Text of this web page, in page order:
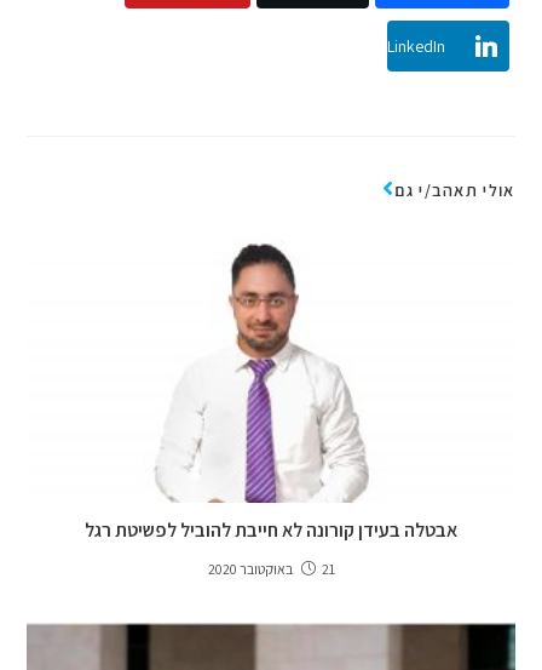
LinkedIn
אולי תאהב/י גם
אבטלה בעידן קורונה לא חייבת להוביל לפשיטת רגל
21 באוקטובר 2020